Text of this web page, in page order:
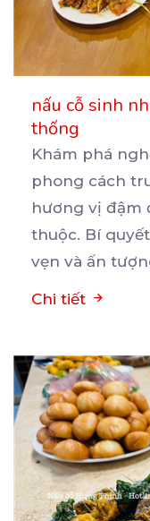
nấu cỗ sinh
thống
Khám phá
phong cách
hương vị đậm
thuộc. Bí
vẹn và ấn
Chi tiết